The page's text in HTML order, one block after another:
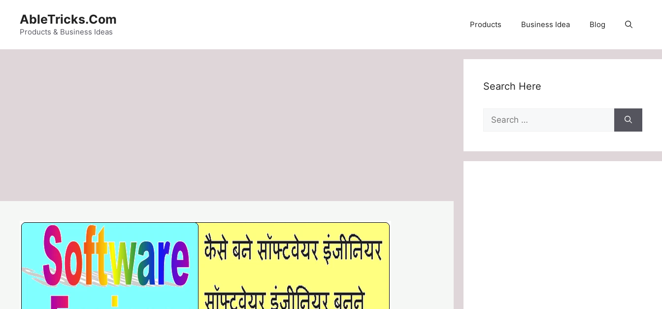
content
AbleTricks.Com
Products & Business Ideas
Products Business Idea Blog
Search Here
Search
for: